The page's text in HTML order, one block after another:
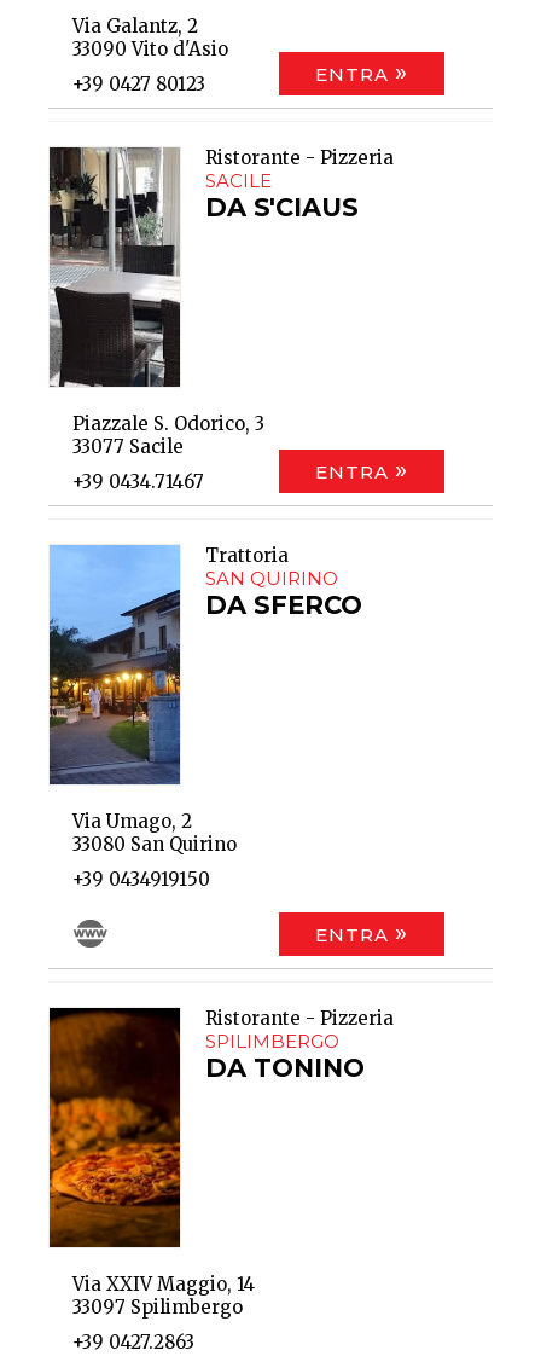
Via Galantz, 2
33090 Vito d'Asio
+39 0427 80123
ENTRA
Ristorante - Pizzeria
SACILE
DA S'CIAUS
Piazzale S. Odorico, 3
33077 Sacile
+39 0434.71467
ENTRA
Trattoria
SAN QUIRINO
DA SFERCO
Via Umago, 2
33080 San Quirino
+39 0434919150
ENTRA
Ristorante - Pizzeria
SPILIMBERGO
DA TONINO
Via XXIV Maggio, 14
33097 Spilimbergo
+39 0427.2863